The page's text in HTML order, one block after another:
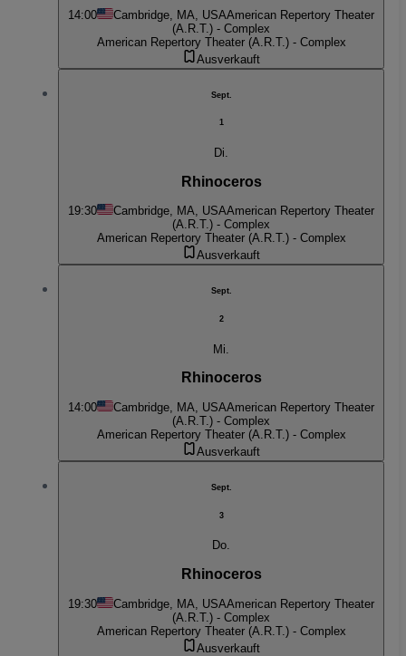
14:00 Cambridge, MA, USAAmerican Repertory Theater
(A.R.T.) - Complex
American Repertory Theater (A.R.T.) - Complex
Ausverkauft
Sept.
1
Di.
Rhinoceros
19:30 Cambridge, MA, USAAmerican Repertory Theater
(A.R.T.) - Complex
American Repertory Theater (A.R.T.) - Complex
Ausverkauft
Sept.
2
Mi.
Rhinoceros
14:00 Cambridge, MA, USAAmerican Repertory Theater
(A.R.T.) - Complex
American Repertory Theater (A.R.T.) - Complex
Ausverkauft
Sept.
3
Do.
Rhinoceros
19:30 Cambridge, MA, USAAmerican Repertory Theater
(A.R.T.) - Complex
American Repertory Theater (A.R.T.) - Complex
Ausverkauft